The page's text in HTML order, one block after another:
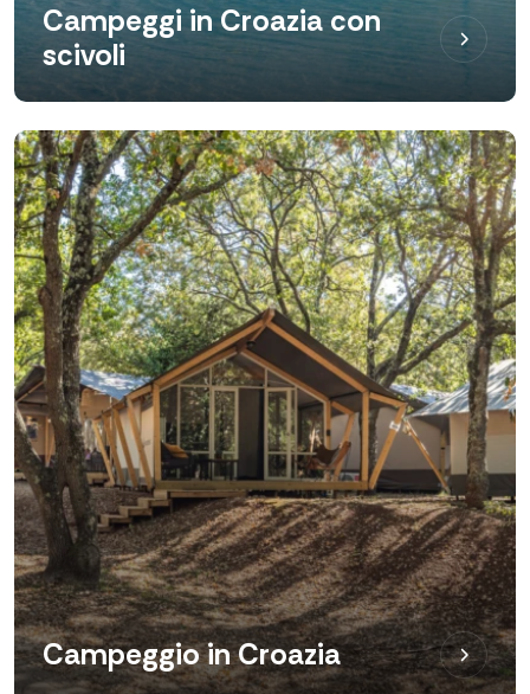
Campeggi in Croazia con
scivoli
Campeggio in Croazia